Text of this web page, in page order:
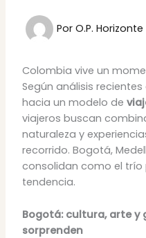
Por O.P. Horizonte
Colombia vive un
Según análisis
hacia un modelo de
viajeros buscan
naturaleza y
recorrido. Bogotá,
consolidan como el
tendencia.
Bogotá: cultura, arte
sorprenden